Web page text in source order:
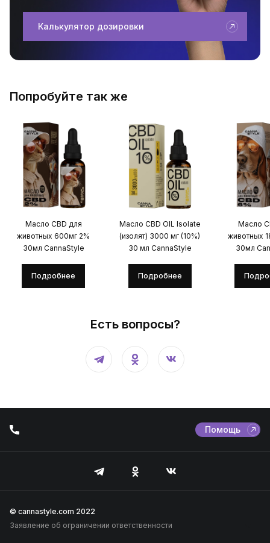
Калькулятор дозировки
Попробуйте так же
Масло CBD для
животных 600мг 2%
30мл CannaStyle
Подробнее
Масло CBD OIL Isolate
(изолят) 3000 мг (10%)
30 мл CannaStyle
Подробнее
Масло
животных
30мл
Есть вопросы?
Помощь
© cannastyle.com 2022
Заявление об ограничении ответственности